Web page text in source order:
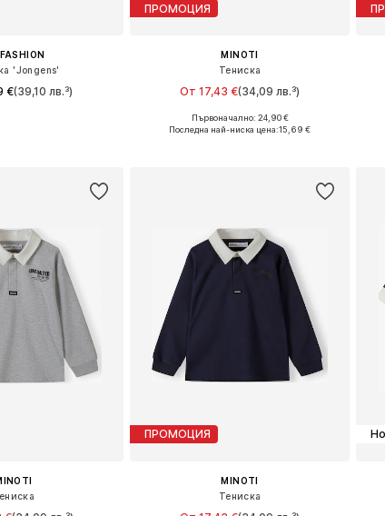
'Jongens'
€(39,10 лв.³)
ПРОМОЦИЯ
MINOTI
Тениска
От 17,43 €(34,09 лв.³)
Предлага се в много размери
Първоначално: 24,90 €
Последна най-ниска цена:15,69 €
ПРОМОЦИЯ
MINOTI
Тениска